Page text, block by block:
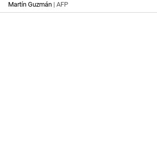
Martín Guzmán | AFP